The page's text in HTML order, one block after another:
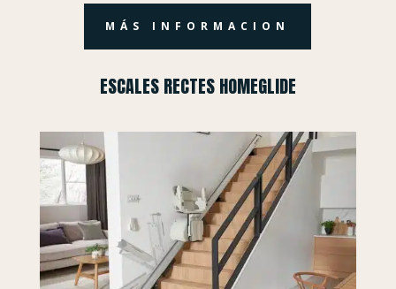
MÁS INFORMACION
ESCALES RECTES HOMEGLIDE